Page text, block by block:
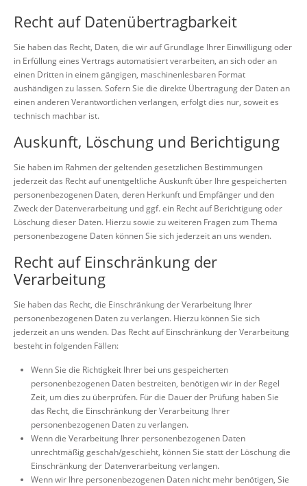
Recht auf Daten­übertrag­barkeit
Sie haben das Recht, Daten, die wir auf Grundlage Ihrer Einwilligung oder
in Erfüllung eines Vertrags automatisiert verarbeiten, an sich oder an
einen Dritten in einem gängigen, maschinenlesbaren Format
aushändigen zu lassen. Sofern Sie die direkte Übertragung der Daten an
einen anderen Verantwortlichen verlangen, erfolgt dies nur, soweit es
technisch machbar ist.
Auskunft, Löschung und Berichtigung
Sie haben im Rahmen der geltenden gesetzlichen Bestimmungen
jederzeit das Recht auf unentgeltliche Auskunft über Ihre gespeicherten
personenbezogenen Daten, deren Herkunft und Empfänger und den
Zweck der Datenverarbeitung und ggf. ein Recht auf Berichtigung oder
Löschung dieser Daten. Hierzu sowie zu weiteren Fragen zum Thema
personenbezogene Daten können Sie sich jederzeit an uns wenden.
Recht auf Einschränkung der
Verarbeitung
Sie haben das Recht, die Einschränkung der Verarbeitung Ihrer
personenbezogenen Daten zu verlangen. Hierzu können Sie sich
jederzeit an uns wenden. Das Recht auf Einschränkung der Verarbeitung
besteht in folgenden Fällen:
Wenn Sie die Richtigkeit Ihrer bei uns gespeicherten
personenbezogenen Daten bestreiten, benötigen wir in der Regel
Zeit, um dies zu überprüfen. Für die Dauer der Prüfung haben Sie
das Recht, die Einschränkung der Verarbeitung Ihrer
personenbezogenen Daten zu verlangen.
Wenn die Verarbeitung Ihrer personenbezogenen Daten
unrechtmäßig geschah/geschieht, können Sie statt der Löschung die
Einschränkung der Datenverarbeitung verlangen.
Wenn wir Ihre personenbezogenen Daten nicht mehr benötigen, Sie